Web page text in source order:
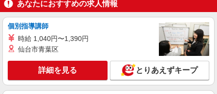
あなたにおすすめの求人情報
個別指導講師
時給 1,040円〜1,390円
仙台市青葉区
詳細を見る とりあえずキープ